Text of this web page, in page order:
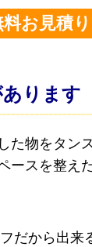
料お見積
ります
た物をタン
ースを整え
だから出来